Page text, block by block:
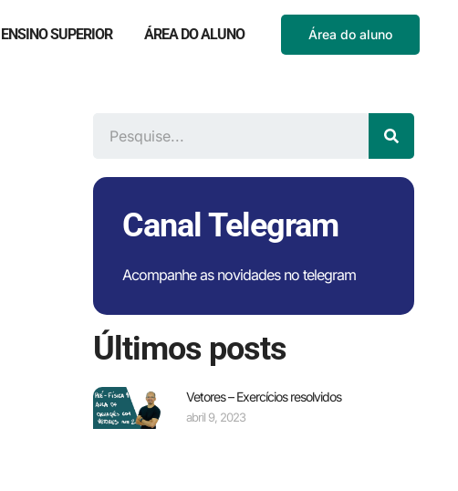
ENSINO SUPERIOR ÁREA DO ALUNO Área do aluno
Canal Telegram
Acompanhe as novidades no telegram
Últimos posts
Vetores – Exercícios resolvidos
abril 9, 2023